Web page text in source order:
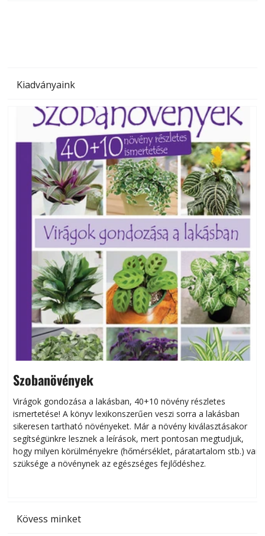
Kiadványaink
Szobanövények
Virágok gondozása a lakásban, 40+10 növény részletes
ismertetése! A könyv lexikonszerűen veszi sorra a lakásban
sikeresen tart­ha­tó növényeket. Már a növény kiválasztásakor
segítségünkre lesznek a leírások, mert pontosan megtudjuk,
hogy milyen körülményekre (hőmérséklet, páratartalom stb.) van
szüksége a növénynek az egészséges fejlődéshez.
Kövess minket